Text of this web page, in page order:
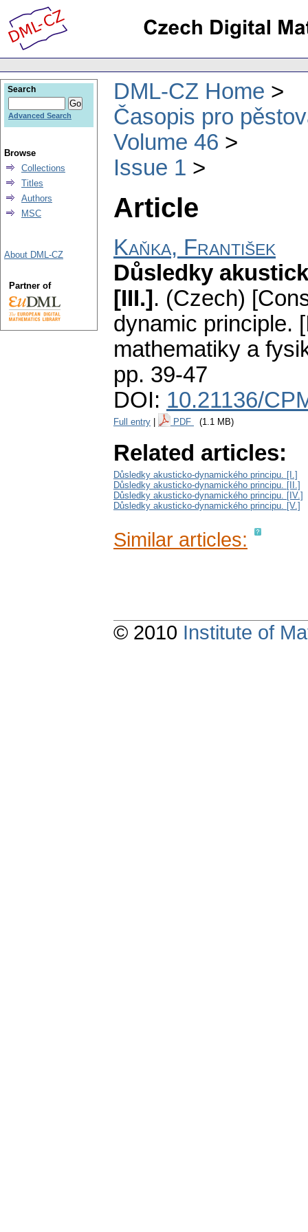
DML-CZ Home
Časopis pro
Volume 46
Issue 1
Article
Kaňka, František
Důsledky
[III.] . (Czech)
dynamic principle.
mathematiky a
pp. 39-47
DOI: 10.21136/
Full entry PDF (1.1 MB)
Related articles:
Důsledky akusticko-dynamického principu. [I.]
Důsledky akusticko-dynamického principu. [II.]
Důsledky akusticko-dynamického principu. [IV.]
Důsledky akusticko-dynamického principu. [V.]
Similar articles:
Search
Advanced Search
Browse
Collections
Titles
Authors
MSC
About DML-CZ
Partner of
© 2010 Institute of